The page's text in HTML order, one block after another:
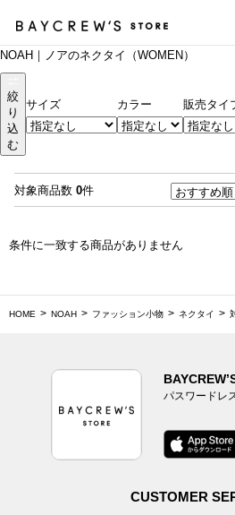
NOAH｜ノアのネクタイ（WOMEN）
絞
り
込
む
サイズ カラー 販売タイ
対象商品数 0件
条件に一致する商品がありません
HOME NOAH ファッション小物 ネクタイ
パスワードレ
CUSTOMER